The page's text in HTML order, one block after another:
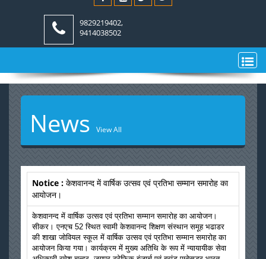
9829219402,
9414038502
News View All
Notice : केशवानन्द में वार्षिक उत्सव एवं प्रतिभा सम्मान समारोह का
आयोजन।
केशवानन्द में वार्षिक उत्सव एवं प्रतिभा सम्मान समारोह का आयोजन।
सीकर। एनएच 52 स्थित स्वामी केशवानन्द शिक्षण संस्थान समूह भढाडर
की शाखा जोवियल स्कूल में वार्षिक उत्सव एवं प्रतिभा सम्मान समारोह का
आयोजन किया गया। कार्यक्रम में मुख्य अतिथि के रूप में न्यायायीक सेवा